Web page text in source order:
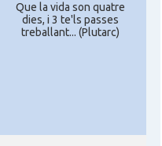
Que la vida son quatre
dies, i 3 te'ls passes
treballant... (Plutarc)